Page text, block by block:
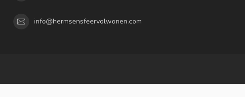
info@hermsensfeervolwonen.com